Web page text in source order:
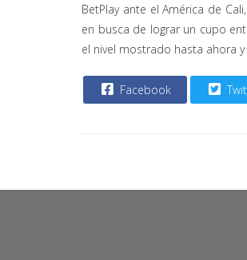
BetPlay ante el América de
en busca de lograr un cupo
el nivel mostrado hasta ahora
Facebook